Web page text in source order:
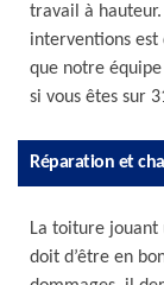
travail à
interventions est
que notre
si vous êtes sur
Réparation et
La toiture
doit d’être en